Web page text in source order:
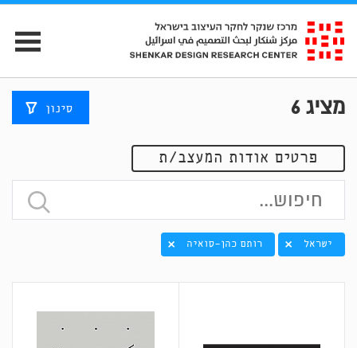
מציג6 סינון
פרטים אודות המעצב/ת
ישראל רותם כהן-סואיה